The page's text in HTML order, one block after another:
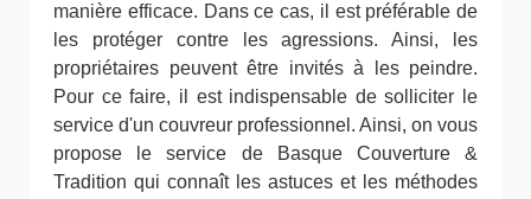
manière efficace. Dans ce cas, il est préférable de
les protéger contre les agressions. Ainsi, les
propriétaires peuvent être invités à les peindre.
Pour ce faire, il est indispensable de solliciter le
service d'un couvreur professionnel. Ainsi, on vous
propose le service de Basque Couverture &
Tradition qui connaît les astuces et les méthodes